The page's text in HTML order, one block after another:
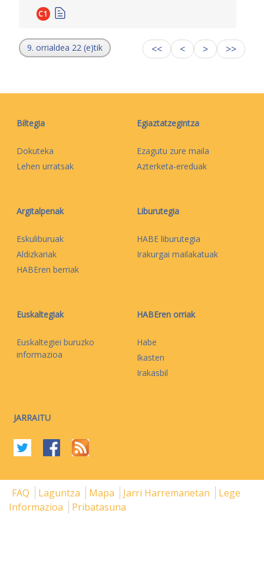
C1
9. orrialdea 22 (e)tik << < > >>
Biltegia
Dokuteka
Lehen urratsak
Egiaztatzegintza
Ezagutu zure maila
Azterketa-ereduak
Argitalpenak
Eskuliburuak
Aldizkariak
HABEren berriak
Liburutegia
HABE liburutegia
Irakurgai mailakatuak
Euskaltegiak
Euskaltegiei buruzko
informazioa
HABEren orriak
Habe
Ikasten
Irakasbil
JARRAITU
FAQ Laguntza Mapa Jarri Harremanetan
Lege
Informazioa
Pribatasuna